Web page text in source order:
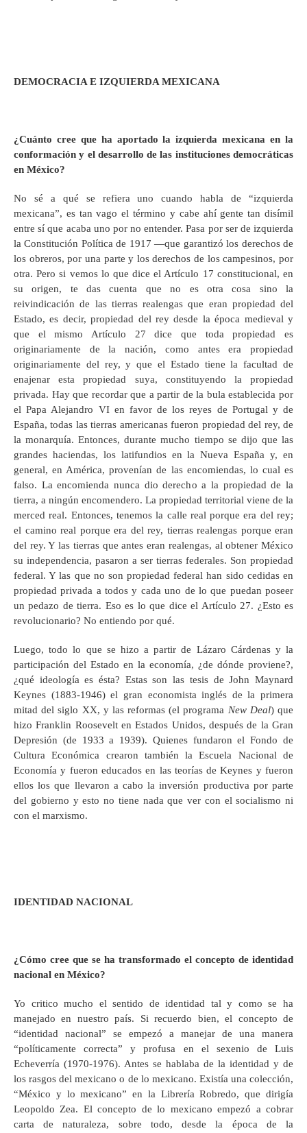
DEMOCRACIA E IZQUIERDA MEXICANA
¿Cuánto cree que ha aportado la izquierda mexicana en la
conformación y el desarrollo de las instituciones democráticas
en México?
No sé a qué se refiera uno cuando habla de “izquierda
mexicana”, es tan vago el término y cabe ahí gente tan disímil
entre sí que acaba uno por no entender. Pasa por ser de izquierda
la Constitución Política de 1917 —que garantizó los derechos de
los obreros, por una parte y los derechos de los campesinos, por
otra. Pero si vemos lo que dice el Artículo 17 constitucional, en
su origen, te das cuenta que no es otra cosa sino la
reivindicación de las tierras realengas que eran propiedad del
Estado, es decir, propiedad del rey desde la época medieval y
que el mismo Artículo 27 dice que toda propiedad es
originariamente de la nación, como antes era propiedad
originariamente del rey, y que el Estado tiene la facultad de
enajenar esta propiedad suya, constituyendo la propiedad
privada. Hay que recordar que a partir de la bula establecida por
el Papa Alejandro VI en favor de los reyes de Portugal y de
España, todas las tierras americanas fueron propiedad del rey, de
la monarquía. Entonces, durante mucho tiempo se dijo que las
grandes haciendas, los latifundios en la Nueva España y, en
general, en América, provenían de las encomiendas, lo cual es
falso. La encomienda nunca dio derecho a la propiedad de la
tierra, a ningún encomendero. La propiedad territorial viene de la
merced real. Entonces, tenemos la calle real porque era del rey;
el camino real porque era del rey, tierras realengas porque eran
del rey. Y las tierras que antes eran realengas, al obtener México
su independencia, pasaron a ser tierras federales. Son propiedad
federal. Y las que no son propiedad federal han sido cedidas en
propiedad privada a todos y cada uno de lo que puedan poseer
un pedazo de tierra. Eso es lo que dice el Artículo 27. ¿Esto es
revolucionario? No entiendo por qué.
Luego, todo lo que se hizo a partir de Lázaro Cárdenas y la
participación del Estado en la economía, ¿de dónde proviene?,
¿qué ideología es ésta? Estas son las tesis de John Maynard
Keynes (1883-1946) el gran economista inglés de la primera
mitad del siglo XX, y las reformas (el programa New Deal) que
hizo Franklin Roosevelt en Estados Unidos, después de la Gran
Depresión (de 1933 a 1939). Quienes fundaron el Fondo de
Cultura Económica crearon también la Escuela Nacional de
Economía y fueron educados en las teorías de Keynes y fueron
ellos los que llevaron a cabo la inversión productiva por parte
del gobierno y esto no tiene nada que ver con el socialismo ni
con el marxismo.
IDENTIDAD NACIONAL
¿Cómo cree que se ha transformado el concepto de identidad
nacional en México?
Yo critico mucho el sentido de identidad tal y como se ha
manejado en nuestro país. Si recuerdo bien, el concepto de
“identidad nacional” se empezó a manejar de una manera
“políticamente correcta” y profusa en el sexenio de Luis
Echeverría (1970-1976). Antes se hablaba de la identidad y de
los rasgos del mexicano o de lo mexicano. Existía una colección,
“México y lo mexicano” en la Librería Robredo, que dirigía
Leopoldo Zea. El concepto de lo mexicano empezó a cobrar
carta de naturaleza, sobre todo, desde la época de la